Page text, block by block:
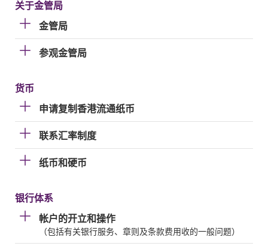
关于金管局
金管局
参观金管局
货币
申请复制香港流通纸币
联系汇率制度
纸币和硬币
银行体系
帐户的开立和操作
（包括有关银行服务、章则及条款费用收的一般问题）